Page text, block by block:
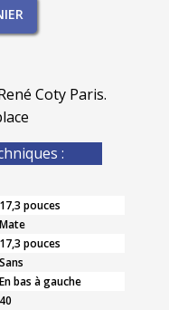
Coty Paris.
:
17,3 pouces
Mate
17,3 pouces
Sans
En bas à gauche
40